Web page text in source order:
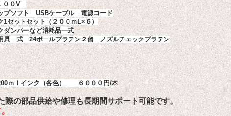
００V
プソフト USBケーブル 電源コード
1セットセット（２００ｍ L× ６）
ダンパーなど消耗品一式
ラテン２個　ノズルチェックプラテン
ｍｌインク（各色） ６０００円/本
際の部品供給や修理も長期間サポート可能です。